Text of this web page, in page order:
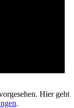
Hier geht
.